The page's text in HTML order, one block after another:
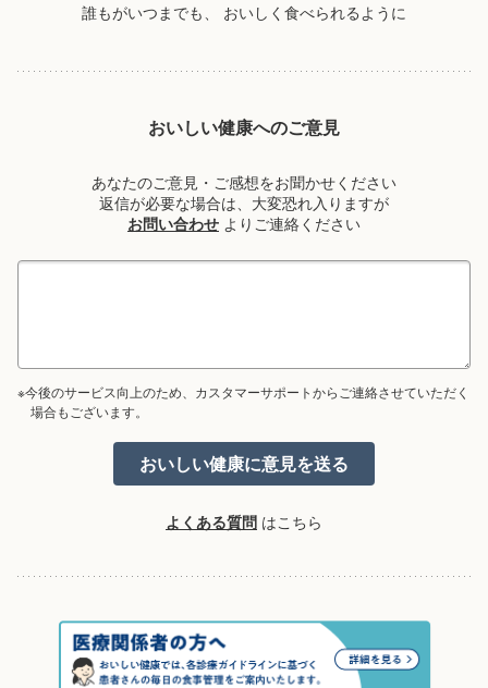
誰もがいつまでも、 おいしく食べられるように
おいしい健康へのご意見
あなたのご意見・ご感想をお聞かせください
返信が必要な場合は、大変恐れ入りますが
お問い合わせ よりご連絡ください
※今後のサービス向上のため、カスタマーサポートからご連絡させていただく
場合もございます。
よくある質問 はこちら